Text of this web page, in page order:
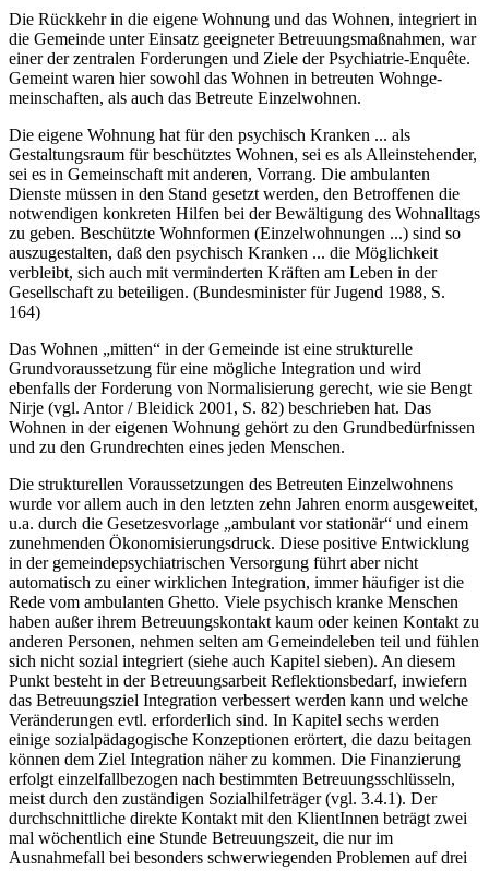
Die Rückkehr in die eigene Wohnung und das Wohnen, integriert in
die Gemeinde unter Einsatz geeigneter Betreuungsmaßnahmen, war
einer der zentralen Forderungen und Ziele der Psychiatrie-Enquête.
Gemeint waren hier sowohl das Wohnen in betreuten Wohnge­
meinschaften, als auch das Betreute Einzelwohnen.
Die eigene Wohnung hat für den psychisch Kranken ... als
Gestaltungsraum für be­schütz­tes Wohnen, sei es als Alleinstehender,
sei es in Gemeinschaft mit anderen, Vor­rang. Die ambulanten
Dienste müssen in den Stand gesetzt werden, den Betroffenen die
notwendigen konkreten Hilfen bei der Bewältigung des Wohnalltags
zu geben. Be­schützte Wohnformen (Einzelwohnungen ...) sind so
auszugestalten, daß den psy­chisch Kranken ... die Mög­lich­keit
verbleibt, sich auch mit verminderten Kräften am Leben in der
Gesellschaft zu beteili­gen. (Bundesminister für Jugend 1988, S.
164)
Das Wohnen „mitten“ in der Gemeinde ist eine strukturelle
Grundvoraussetzung für eine mögliche Integration und wird
ebenfalls der Forderung von Normalisierung gerecht, wie sie Bengt
Nirje (vgl. Antor / Bleidick 2001, S. 82) beschrieben hat. Das
Wohnen in der ei­genen Wohnung gehört zu den Grundbedürfnissen
und zu den Grundrechten eines jeden Menschen.
Die strukturellen Voraussetzungen des Betreuten Einzelwohnens
wurde vor allem auch in den letzten zehn Jahren enorm ausgeweitet,
u.a. durch die Gesetzesvorlage „ambulant vor stationär“ und einem
zunehmenden Ökonomisierungsdruck. Diese positive Entwicklung
in der gemeindepsychiatrischen Versorgung führt aber nicht
automatisch zu einer wirklichen Integration, immer häufiger ist die
Rede vom ambulanten Ghetto. Viele psychisch kranke Menschen
haben außer ihrem Betreuungskontakt kaum oder keinen Kontakt zu
anderen Personen, nehmen selten am Gemeindeleben teil und fühlen
sich nicht sozial integriert (siehe auch Kapitel sieben). An diesem
Punkt besteht in der Betreuungsarbeit Reflektions­bedarf, inwiefern
das Betreuungsziel Integration verbessert werden kann und welche
Ver­änderun­gen evtl. erforderlich sind. In Kapitel sechs werden
einige sozialpädagogische Konzeptionen er­örtert, die dazu beitagen
können dem Ziel Integration näher zu kommen. Die Finanzierung
erfolgt einzelfallbezogen nach bestimmten Betreuungsschlüsseln,
meist durch den zustän­digen Sozialhilfeträger (vgl. 3.4.1). Der
durchschnittliche direkte Kontakt mit den Klien­tInnen beträgt zwei
mal wöchentlich eine Stunde Betreuungszeit, die nur im
Ausnahmefall bei besonders schwerwiegenden Problemen auf drei